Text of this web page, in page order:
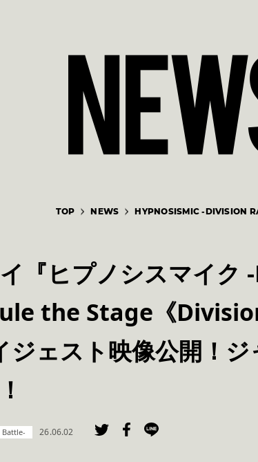
TOP NEWS HYPNOSISMIC -DIVISION
『ヒプノシスマイク
the Stage《
ェスト映像公開！
Battle- 26.06.02